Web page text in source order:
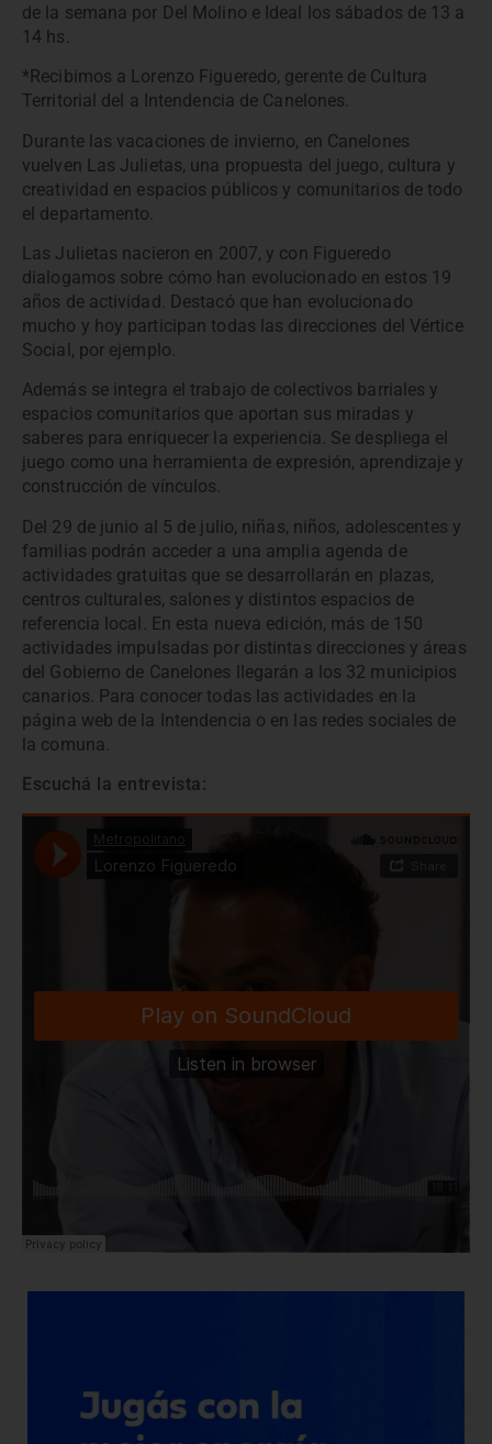
de la semana por Del Molino e Ideal los sábados de 13 a
14 hs.
*Recibimos a Lorenzo Figueredo, gerente de Cultura
Territorial del a Intendencia de Canelones.
Durante las vacaciones de invierno, en Canelones
vuelven Las Julietas, una propuesta del juego, cultura y
creatividad en espacios públicos y comunitarios de todo
el departamento.
Las Julietas nacieron en 2007, y con Figueredo
dialogamos sobre cómo han evolucionado en estos 19
años de actividad. Destacó que han evolucionado
mucho y hoy participan todas las direcciones del Vértice
Social, por ejemplo.
Además se integra el trabajo de colectivos barriales y
espacios comunitarios que aportan sus miradas y
saberes para enriquecer la experiencia. Se despliega el
juego como una herramienta de expresión, aprendizaje y
construcción de vínculos.
Del 29 de junio al 5 de julio, niñas, niños, adolescentes y
familias podrán acceder a una amplia agenda de
actividades gratuitas que se desarrollarán en plazas,
centros culturales, salones y distintos espacios de
referencia local. En esta nueva edición, más de 150
actividades impulsadas por distintas direcciones y áreas
del Gobierno de Canelones llegarán a los 32 municipios
canarios. Para conocer todas las actividades en la
página web de la Intendencia o en las redes sociales de
la comuna.
Escuchá la entrevista: